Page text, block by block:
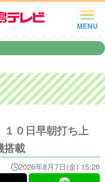
MENU
０日早朝打ち上
搭載
2026年8月7日(金) 15:26